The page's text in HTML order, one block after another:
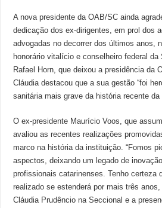
A nova presidente da OAB/SC ainda
dedicação dos ex-dirigentes, em prol dos
advogadas no decorrer dos últimos anos,
honorário vitalício e conselheiro federal
Rafael Horn, que deixou a presidência da
Cláudia destacou que a sua gestão “foi
sanitária mais grave da história recente da
O ex-presidente Maurício Voos, que
avaliou as recentes realizações
marco na história da instituição. “Fomos
aspectos, deixando um legado de
profissionais catarinenses. Tenho certeza
realizado se estenderá por mais três
Cláudia Prudêncio na Seccional e a